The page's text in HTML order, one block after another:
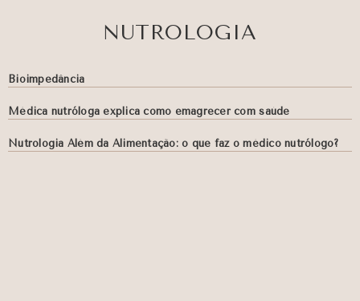
NUTROLOGIA
Bioimpedância
Médica nutróloga explica como emagrecer com saúde
Nutrologia Além da Alimentação: o que faz o médico nutrólogo?